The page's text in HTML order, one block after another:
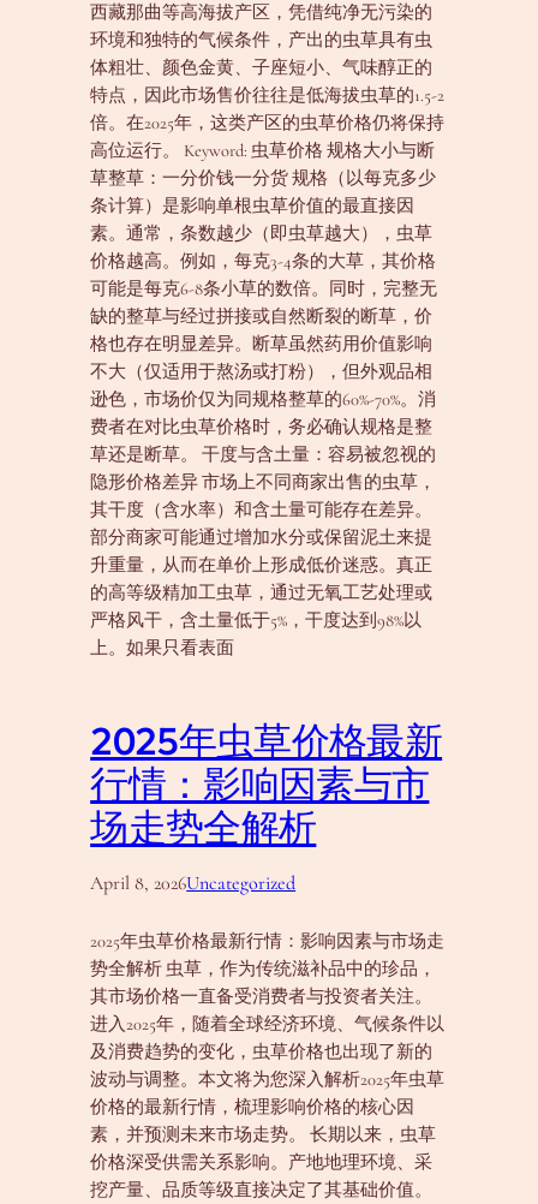
西藏那曲等高海拔产区，凭借纯净无污染的
环境和独特的气候条件，产出的虫草具有虫
体粗壮、颜色金黄、子座短小、气味醇正的
特点，因此市场售价往往是低海拔虫草的1.5-2
倍。在2025年，这类产区的虫草价格仍将保持
高位运行。 Keyword: 虫草价格 规格大小与断
草整草：一分价钱一分货 规格（以每克多少
条计算）是影响单根虫草价值的最直接因
素。通常，条数越少（即虫草越大），虫草
价格越高。例如，每克3-4条的大草，其价格
可能是每克6-8条小草的数倍。同时，完整无
缺的整草与经过拼接或自然断裂的断草，价
格也存在明显差异。断草虽然药用价值影响
不大（仅适用于熬汤或打粉），但外观品相
逊色，市场价仅为同规格整草的60%-70%。消
费者在对比虫草价格时，务必确认规格是整
草还是断草。 干度与含土量：容易被忽视的
隐形价格差异 市场上不同商家出售的虫草，
其干度（含水率）和含土量可能存在差异。
部分商家可能通过增加水分或保留泥土来提
升重量，从而在单价上形成低价迷惑。真正
的高等级精加工虫草，通过无氧工艺处理或
严格风干，含土量低于5%，干度达到98%以
上。如果只看表面
2025年虫草价格最新
行情：影响因素与市
场走势全解析
April 8, 2026Uncategorized
2025年虫草价格最新行情：影响因素与市场走
势全解析 虫草，作为传统滋补品中的珍品，
其市场价格一直备受消费者与投资者关注。
进入2025年，随着全球经济环境、气候条件以
及消费趋势的变化，虫草价格也出现了新的
波动与调整。本文将为您深入解析2025年虫草
价格的最新行情，梳理影响价格的核心因
素，并预测未来市场走势。 长期以来，虫草
价格深受供需关系影响。产地地理环境、采
挖产量、品质等级直接决定了其基础价值。